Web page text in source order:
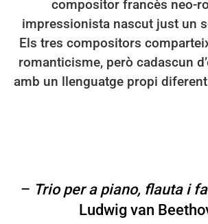
compositor francès neo-
impressionista nascut just un
Els tres compositors
romanticisme, però cadascun
amb un llenguatge propi
– Trio per a piano, flauta i
Ludwig van